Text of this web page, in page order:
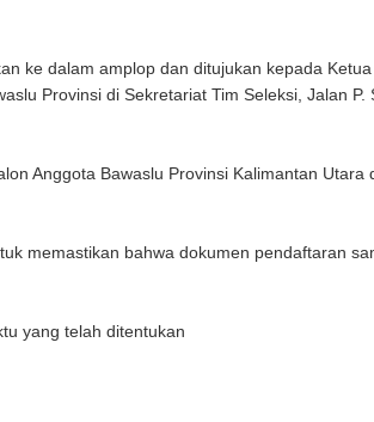
ke dalam amplop dan ditujukan kepada
Provinsi di Sekretariat Tim Seleksi, Jalan P.
Anggota Bawaslu Provinsi Kalimantan
memastikan bahwa dokumen pendaftaran
yang telah ditentukan